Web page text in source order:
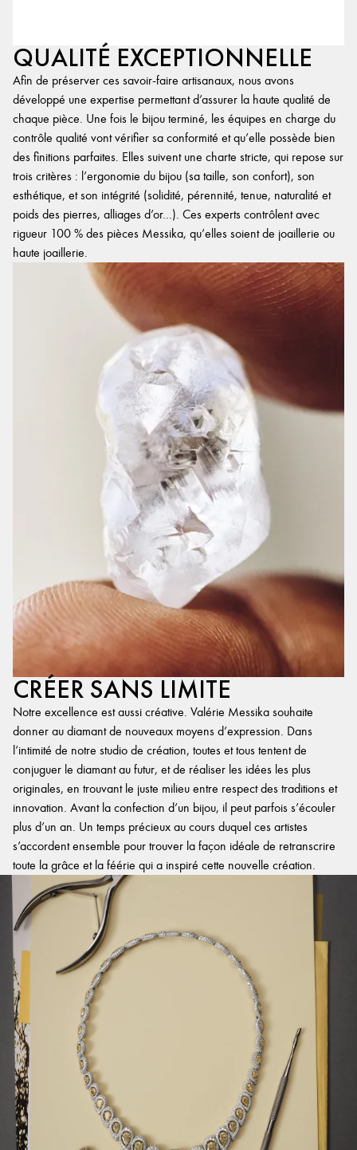
QUALITÉ EXCEPTIONNELLE
Afin de préserver ces savoir-faire artisanaux, nous avons
développé une expertise permettant d’assurer la haute qualité de
chaque pièce. Une fois le bijou terminé, les équipes en charge du
contrôle qualité vont vérifier sa conformité et qu’elle possède bien
des finitions parfaites. Elles suivent une charte stricte, qui repose sur
trois critères : l’ergonomie du bijou (sa taille, son confort), son
esthétique, et son intégrité (solidité, pérennité, tenue, naturalité et
poids des pierres, alliages d’or…). Ces experts contrôlent avec
rigueur 100 % des pièces Messika, qu’elles soient de joaillerie ou
haute joaillerie.
CRÉER SANS LIMITE
Notre excellence est aussi créative. Valérie Messika souhaite
donner au diamant de nouveaux moyens d’expression. Dans
l’intimité de notre studio de création, toutes et tous tentent de
conjuguer le diamant au futur, et de réaliser les idées les plus
originales, en trouvant le juste milieu entre respect des traditions et
innovation. Avant la confection d’un bijou, il peut parfois s’écouler
plus d’un an. Un temps précieux au cours duquel ces artistes
s’accordent ensemble pour trouver la façon idéale de retranscrire
toute la grâce et la féérie qui a inspiré cette nouvelle création.